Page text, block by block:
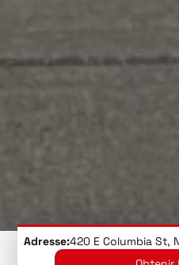
Adresse:420 E Columbia St,